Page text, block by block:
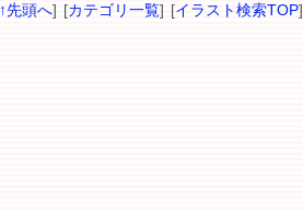
↑先頭へ] [カテゴリ一覧] [イラスト検索TOP]